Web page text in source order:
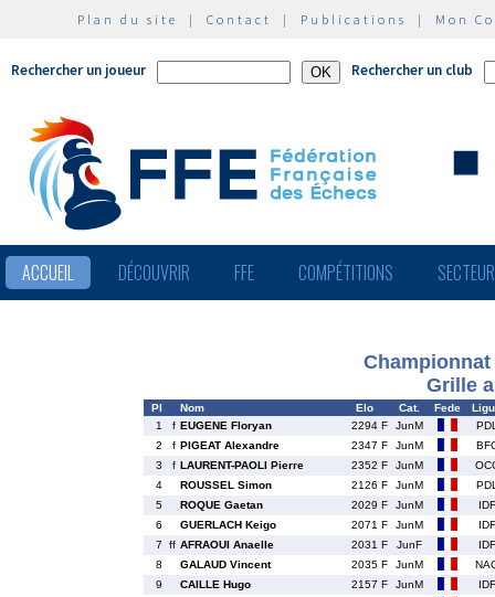
Plan du site | Contact | Publications | Mon
Rechercher un joueur Rechercher un club
ACCUEIL DÉCOUVRIR FFE COMPÉTITIONS
Championnat
Grille
Pl Nom Elo Cat. Fede
1
f EUGENE Floryan 2294 F JunM
2
f PIGEAT Alexandre 2347 F JunM
3
f LAURENT-PAOLI Pierre 2352 F JunM
4
ROUSSEL Simon 2126 F JunM
5
ROQUE Gaetan 2029 F JunM
IDF
6
GUERLACH Keigo 2071 F JunM
IDF
7
ff AFRAOUI Anaelle 2031 F JunF
IDF
8
GALAUD Vincent 2035 F JunM
9
CAILLE Hugo 2157 F JunM
IDF